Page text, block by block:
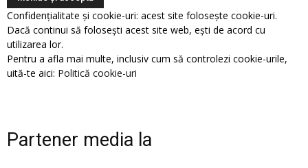
Confidențialitate și cookie-uri: acest site folosește cookie-uri.
Dacă continui să folosești acest site web, ești de acord cu
utilizarea lor.
Pentru a afla mai multe, inclusiv cum să controlezi cookie-urile,
uită-te aici: Politică cookie-uri
Partener media la